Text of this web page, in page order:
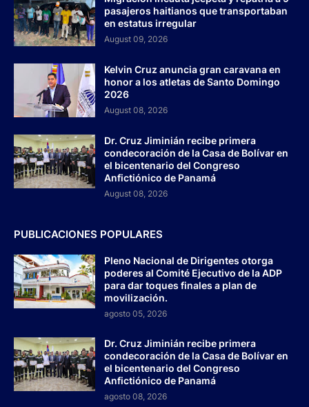
pasajeros haitianos que transportaban
en estatus irregular
August 09, 2026
Kelvin Cruz anuncia gran caravana en
honor a los atletas de Santo Domingo
2026
August 08, 2026
Dr. Cruz Jiminián recibe primera
condecoración de la Casa de Bolívar en
el bicentenario del Congreso
Anfictiónico de Panamá
August 08, 2026
PUBLICACIONES POPULARES
Pleno Nacional de Dirigentes otorga
poderes al Comité Ejecutivo de la ADP
para dar toques finales a plan de
movilización.
agosto 05, 2026
Dr. Cruz Jiminián recibe primera
condecoración de la Casa de Bolívar en
el bicentenario del Congreso
Anfictiónico de Panamá
agosto 08, 2026